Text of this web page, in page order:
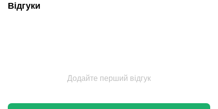
Відгуки
Додайте перший відгук